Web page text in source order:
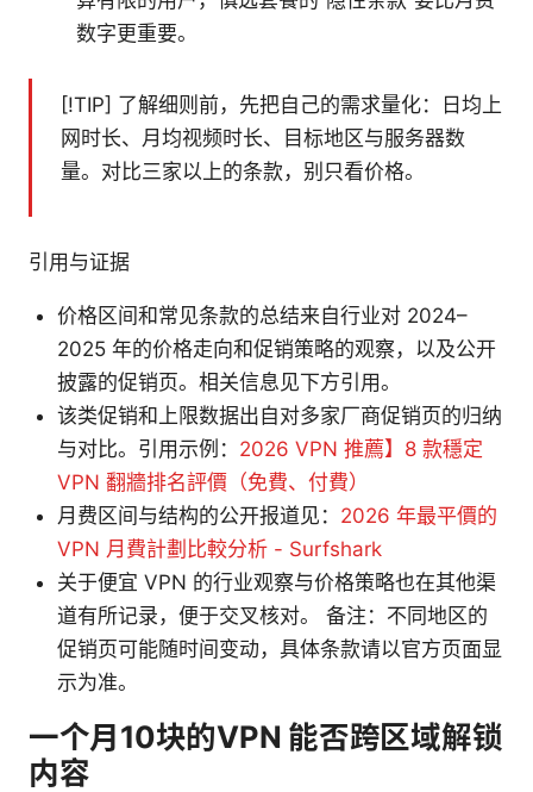
数字更重要。
[!TIP] 了解细则前，先把自己的需求量化：日均上
网时长、月均视频时长、目标地区与服务器数
量。对比三家以上的条款，别只看价格。
引用与证据
价格区间和常见条款的总结来自行业对 2024–
2025 年的价格走向和促销策略的观察，以及公开
披露的促销页。相关信息见下方引用。
该类促销和上限数据出自对多家厂商促销页的归纳
与对比。引用示例： 2026 VPN 推薦】8 款穩定
VPN 翻牆排名評價（免費、付費）
月费区间与结构的公开报道见： 2026 年最平價的
VPN 月費計劃比較分析 - Surfshark
关于便宜 VPN 的行业观察与价格策略也在其他渠
道有所记录，便于交叉核对。 备注：不同地区的
促销页可能随时间变动，具体条款请以官方页面显
示为准。
一个月10块的VPN 能否跨区域解锁
内容